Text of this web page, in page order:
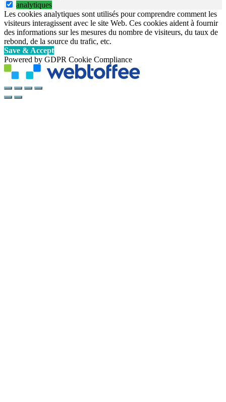
analytiques
Les cookies analytiques sont utilisés pour comprendre comment les
visiteurs interagissent avec le site Web. Ces cookies aident à fournir
des informations sur les mesures du nombre de visiteurs, du taux de
rebond, de la source du trafic, etc.
Save & Accept
Powered by GDPR Cookie Compliance